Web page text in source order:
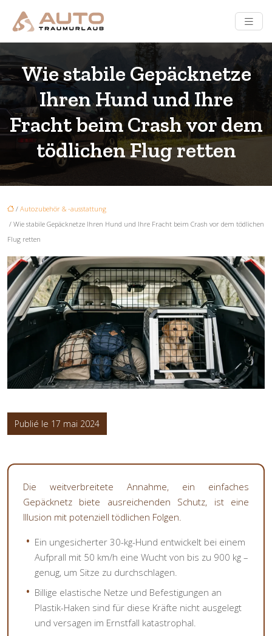
Wie stabile Gepäcknetze
Ihren Hund und Ihre
Fracht beim Crash vor dem
tödlichen Flug retten
/ Autozubehör & -ausstattung
/ Wie stabile Gepäcknetze Ihren Hund und Ihre Fracht beim Crash vor dem tödlichen
Flug retten
Publié le 17 mai 2024
Die weitverbreitete Annahme, ein einfaches
Gepäcknetz biete ausreichenden Schutz, ist eine
Illusion mit potenziell tödlichen Folgen.
Ein ungesicherter 30-kg-Hund entwickelt bei einem
Aufprall mit 50 km/h eine Wucht von bis zu 900 kg –
genug, um Sitze zu durchschlagen.
Billige elastische Netze und Befestigungen an
Plastik-Haken sind für diese Kräfte nicht ausgelegt
und versagen im Ernstfall katastrophal.